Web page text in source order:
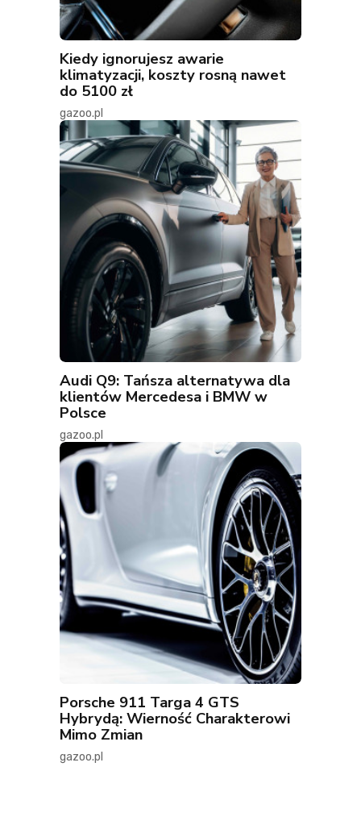
Kiedy ignorujesz awarie
klimatyzacji, koszty rosną nawet
do 5100 zł
gazoo.pl
Audi Q9: Tańsza alternatywa dla
klientów Mercedesa i BMW w
Polsce
gazoo.pl
Porsche 911 Targa 4 GTS
Hybrydą: Wierność Charakterowi
Mimo Zmian
gazoo.pl